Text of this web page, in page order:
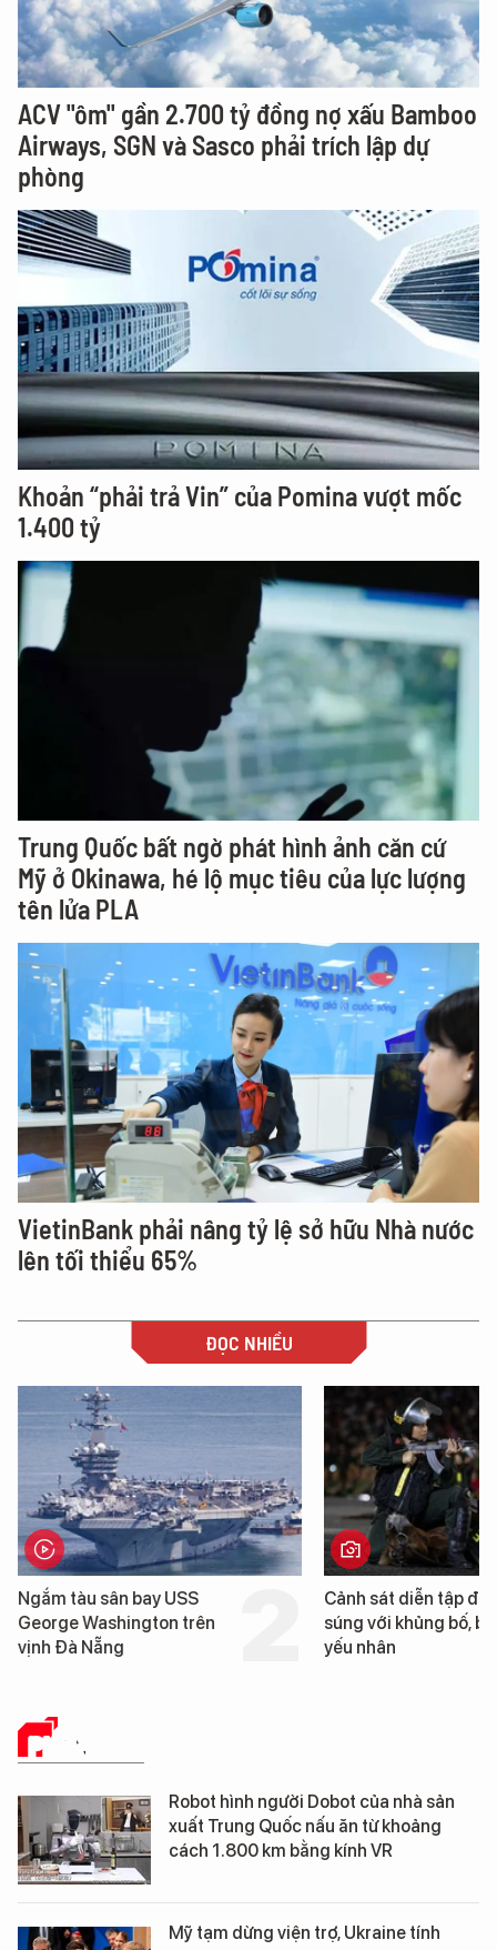
ACV "ôm" gần 2.700 tỷ đồng nợ xấu Bamboo
Airways, SGN và Sasco phải trích lập dự
phòng
Khoản “phải trả Vin” của Pomina vượt mốc
1.400 tỷ
Trung Quốc bất ngờ phát hình ảnh căn cứ
Mỹ ở Okinawa, hé lộ mục tiêu của lực lượng
tên lửa PLA
VietinBank phải nâng tỷ lệ sở hữu Nhà nước
lên tối thiểu 65%
ĐỌC NHIỀU
Ngắm tàu sân bay USS
George Washington trên
vịnh Đà Nẵng
Cảnh sát diễn tập đấu
súng với khủng bố,
yếu nhân
PHÂN TÍCH
Robot hình người Dobot của nhà sản
xuất Trung Quốc nấu ăn từ khoảng
cách 1.800 km bằng kính VR
Mỹ tạm dừng viện trợ, Ukraine tính